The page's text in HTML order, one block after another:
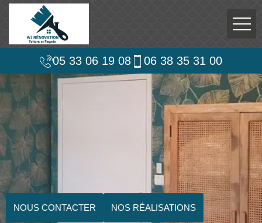
05 33 06 19 08 06 38 35 31 00
NOUS CONTACTER NOS RÉALISATIONS